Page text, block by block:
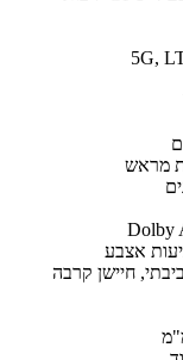
מראש
חיישן קרבה